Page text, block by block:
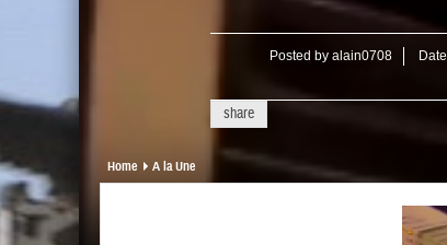
Posted by alain0708
share
Home A la Une